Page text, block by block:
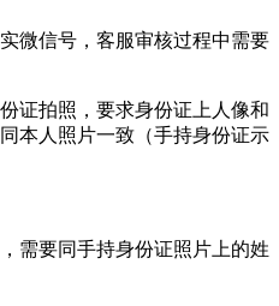
微信号，客服审核过程中需要
证拍照，要求身份证上人像和
本人照片一致（手持身份证示
需要同手持身份证照片上的姓